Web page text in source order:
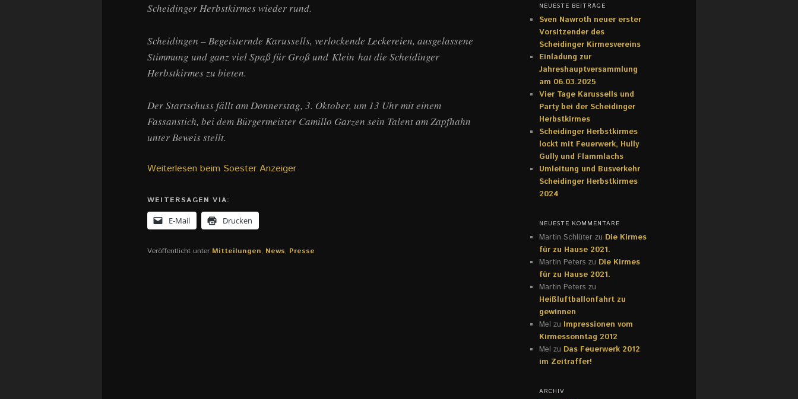
Scheidinger Herbstkirmes wieder rund.
Scheidingen – Begeisternde Karussells, verlockende Leckereien, ausgelassene
Stimmung und ganz viel Spaß für Groß und Klein hat die Scheidinger
Herbstkirmes zu bieten.
Der Startschuss fällt am Donnerstag, 3. Oktober, um 13 Uhr mit einem
Fassanstich, bei dem Bürgermeister Camillo Garzen sein Talent am Zapfhahn
unter Beweis stellt.
Weiterlesen beim Soester Anzeiger
WEITERSAGEN VIA:
E-Mail Drucken
Veröffentlicht unter Mitteilungen, News, Presse
NEUESTE BEITRÄGE
Sven Nawroth neuer erster
Vorsitzender des
Scheidinger Kirmesvereins
Einladung zur
Jahreshauptversammlung
am 06.03.2025
Vier Tage Karussells und
Party bei der Scheidinger
Herbstkirmes
Scheidinger Herbstkirmes
lockt mit Feuerwerk, Hully
Gully und Flammlachs
Umleitung und Busverkehr
Scheidinger Herbstkirmes
2024
NEUESTE KOMMENTARE
Martin Schlüter zu Die Kirmes
für zu Hause 2021.
Martin Peters zu Die Kirmes
für zu Hause 2021.
Martin Peters zu
Heißluftballonfahrt zu
gewinnen
Mel zu Impressionen vom
Kirmessonntag 2012
Mel zu Das Feuerwerk 2012
im Zeitraffer!
ARCHIV